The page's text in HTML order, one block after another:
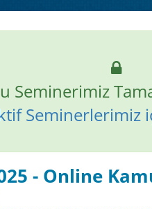
Seminerimiz
Seminerlerimiz
- Online